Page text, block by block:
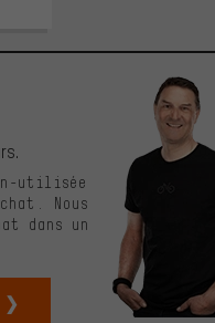
utilisée
Nous
dans un